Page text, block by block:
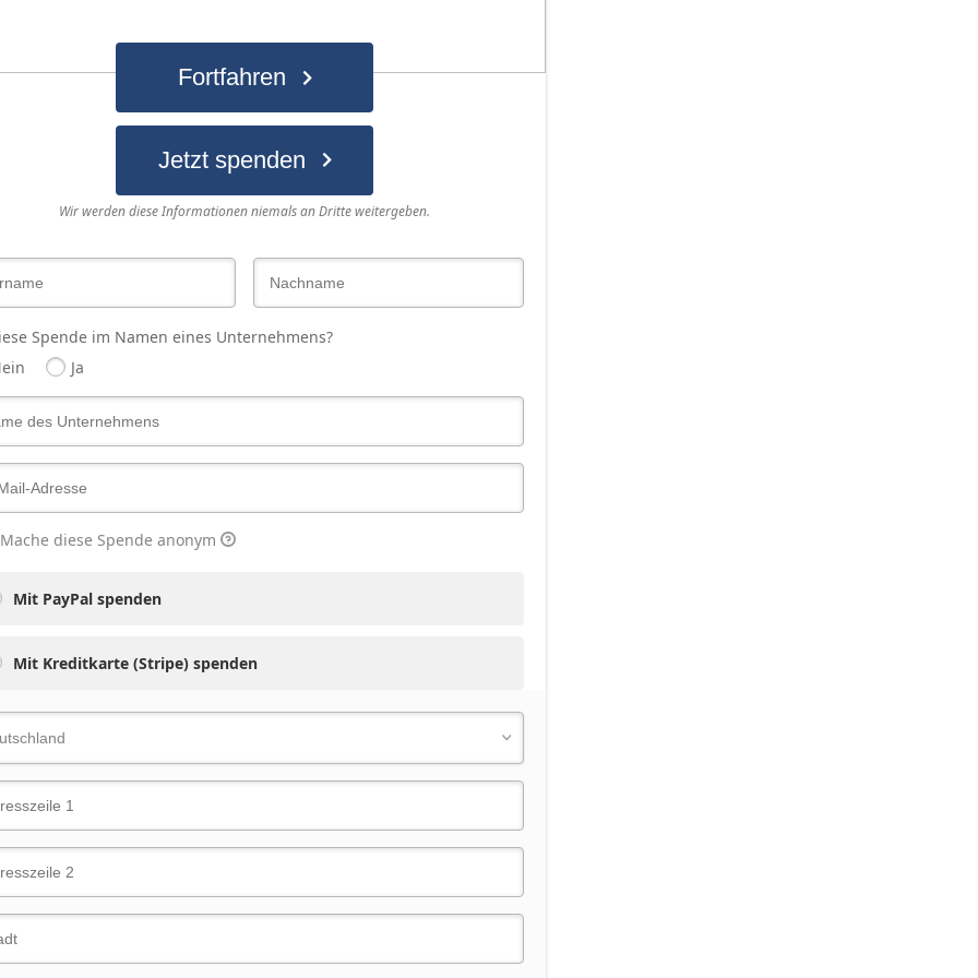
Jetzt spenden
Fortfahren
Wir werden diese Informationen niemals an Dritte weitergeben.
Spende im Namen eines Unternehmens?
Ja
Mache diese Spende anonym
Mit PayPal spenden
Mit Kreditkarte (Stripe) spenden